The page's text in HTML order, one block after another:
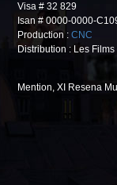
Visa # 32 829
Isan # 0000-0000-
Production : CNC
Distribution : Les
Mention, XI Resena